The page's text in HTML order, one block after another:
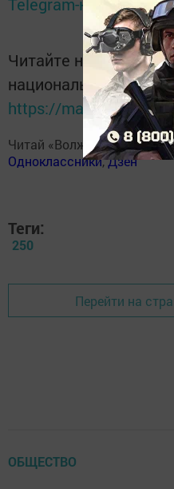
Telegram-канале
Читайте новости
национальном
https://max.ru/
Читай «Волжскую новь» в
Одноклассники,Дзен
Теги:
250
Перейти на
ОБЩЕСТВО